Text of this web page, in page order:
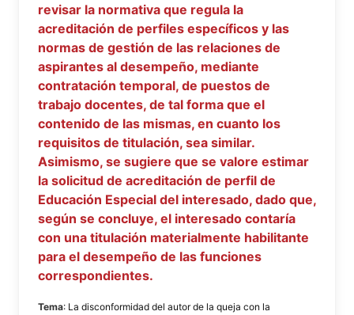
revisar la normativa que regula la
acreditación de perfiles específicos y las
normas de gestión de las relaciones de
aspirantes al desempeño, mediante
contratación temporal, de puestos de
trabajo docentes, de tal forma que el
contenido de las mismas, en cuanto los
requisitos de titulación, sea similar.
Asimismo, se sugiere que se valore estimar
la solicitud de acreditación de perfil de
Educación Especial del interesado, dado que,
según se concluye, el interesado contaría
con una titulación materialmente habilitante
para el desempeño de las funciones
correspondientes.
Tema: La disconformidad del autor de la queja con la